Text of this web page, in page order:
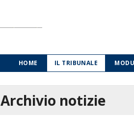
HOME IL TRIBUNALE
Archivio notizie